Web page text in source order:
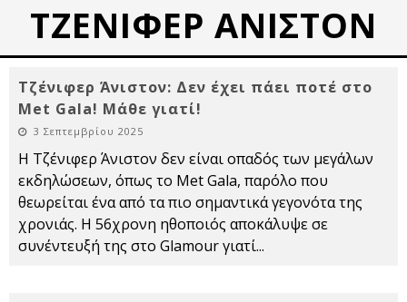
ΤΖΈΝΙΦΕΡ ΆΝΙΣΤΟΝ
Τζένιφερ Άνιστον: Δεν έχει πάει ποτέ στο
Met Gala! Μάθε γιατί!
3 Σεπτεμβρίου 2025
Η Τζένιφερ Άνιστον δεν είναι οπαδός των μεγάλων
εκδηλώσεων, όπως το Met Gala, παρόλο που
θεωρείται ένα από τα πιο σημαντικά γεγονότα της
χρονιάς. Η 56χρονη ηθοποιός αποκάλυψε σε
συνέντευξή της στο Glamour γιατί...